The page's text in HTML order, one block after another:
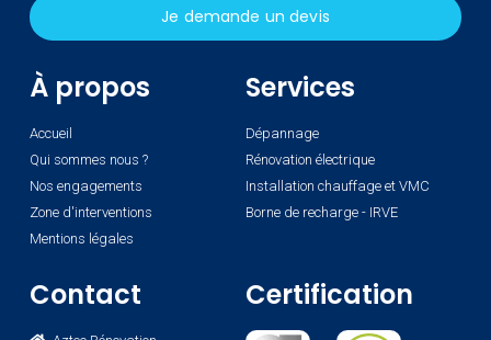
Je demande un devis
À propos
Accueil
Qui sommes nous ?
Nos engagements
Zone d'interventions
Mentions légales
Services
Dépannage
Rénovation électrique
Installation chauffage et VMC
Borne de recharge - IRVE
Contact Certification